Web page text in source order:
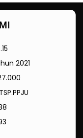
2021